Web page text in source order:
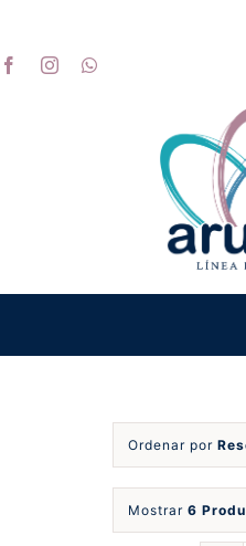
content
Productos
Catálogos
Ordenar por
Mostrar 6